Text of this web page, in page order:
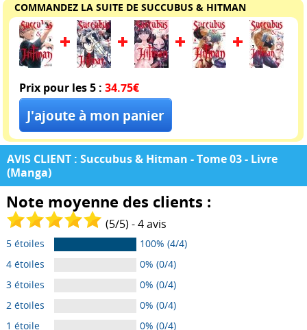
COMMANDEZ LA SUITE DE SUCCUBUS & HITMAN
Prix pour les 5 : 34.75€
AVIS CLIENT : Succubus & Hitman - Tome 03 - Livre
(Manga)
Note moyenne des clients :
(5/5) -4avis
5 étoiles
100% (4/4)
4 étoiles
0% (0/4)
3 étoiles
0% (0/4)
2 étoiles
0% (0/4)
1 étoile
0% (0/4)